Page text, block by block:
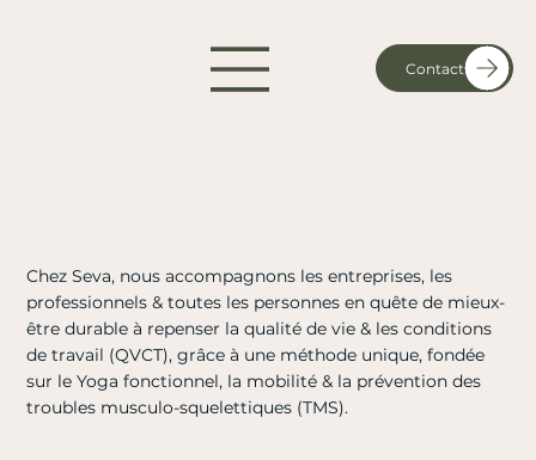
Contact
Chez Seva, nous accompagnons les entreprises, les
professionnels & toutes les personnes en quête de mieux-
être durable à repenser la qualité de vie & les conditions
de travail (QVCT), grâce à une méthode unique, fondée
sur le Yoga fonctionnel, la mobilité & la prévention des
troubles musculo-squelettiques (TMS).